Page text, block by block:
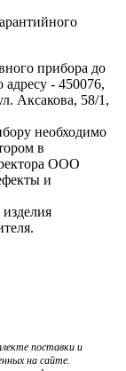
прибора до
адресу - 450076,
Аксакова, 58/1,
необходимо
в
ООО
и
поставки и
на сайте.